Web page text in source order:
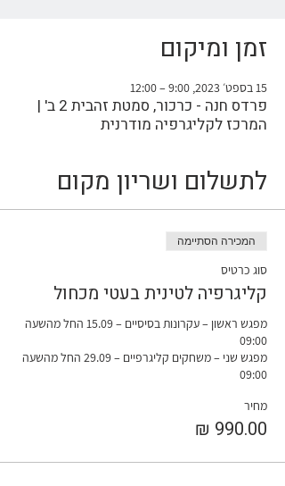
זמן ומיקום
15 בספט׳ 2023, 9:00 – 12:00
פרדס חנה - כרכור, סמטת זהבית 2 ב' |
המרכז לקליגרפיה מודרנית
לתשלום ושריון מקום
המכירה הסתיימה
סוג כרטיס
קליגרפיה לטינית בעטי מכחול
09:00
מחיר